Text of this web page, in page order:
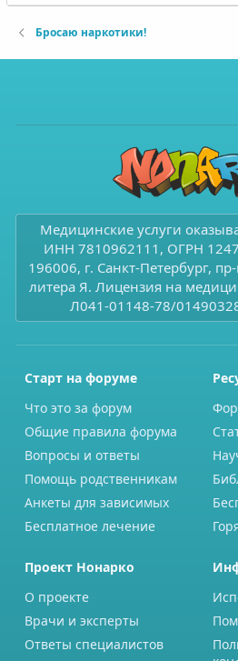
Бросаю наркотики!
Медицинские услуги
ИНН 7810962111, ОГРН
196006, г. Санкт-Петербург,
литера Я. Лицензия на
Л041-01148-78/
Старт на форуме
Что это за форум
Общие правила форума
Вопросы и ответы
Помощь родственникам
Анкеты для зависимых
Бесплатное лечение
Проект Нонарко
О проекте
Врачи и эксперты
Ответы специалистов